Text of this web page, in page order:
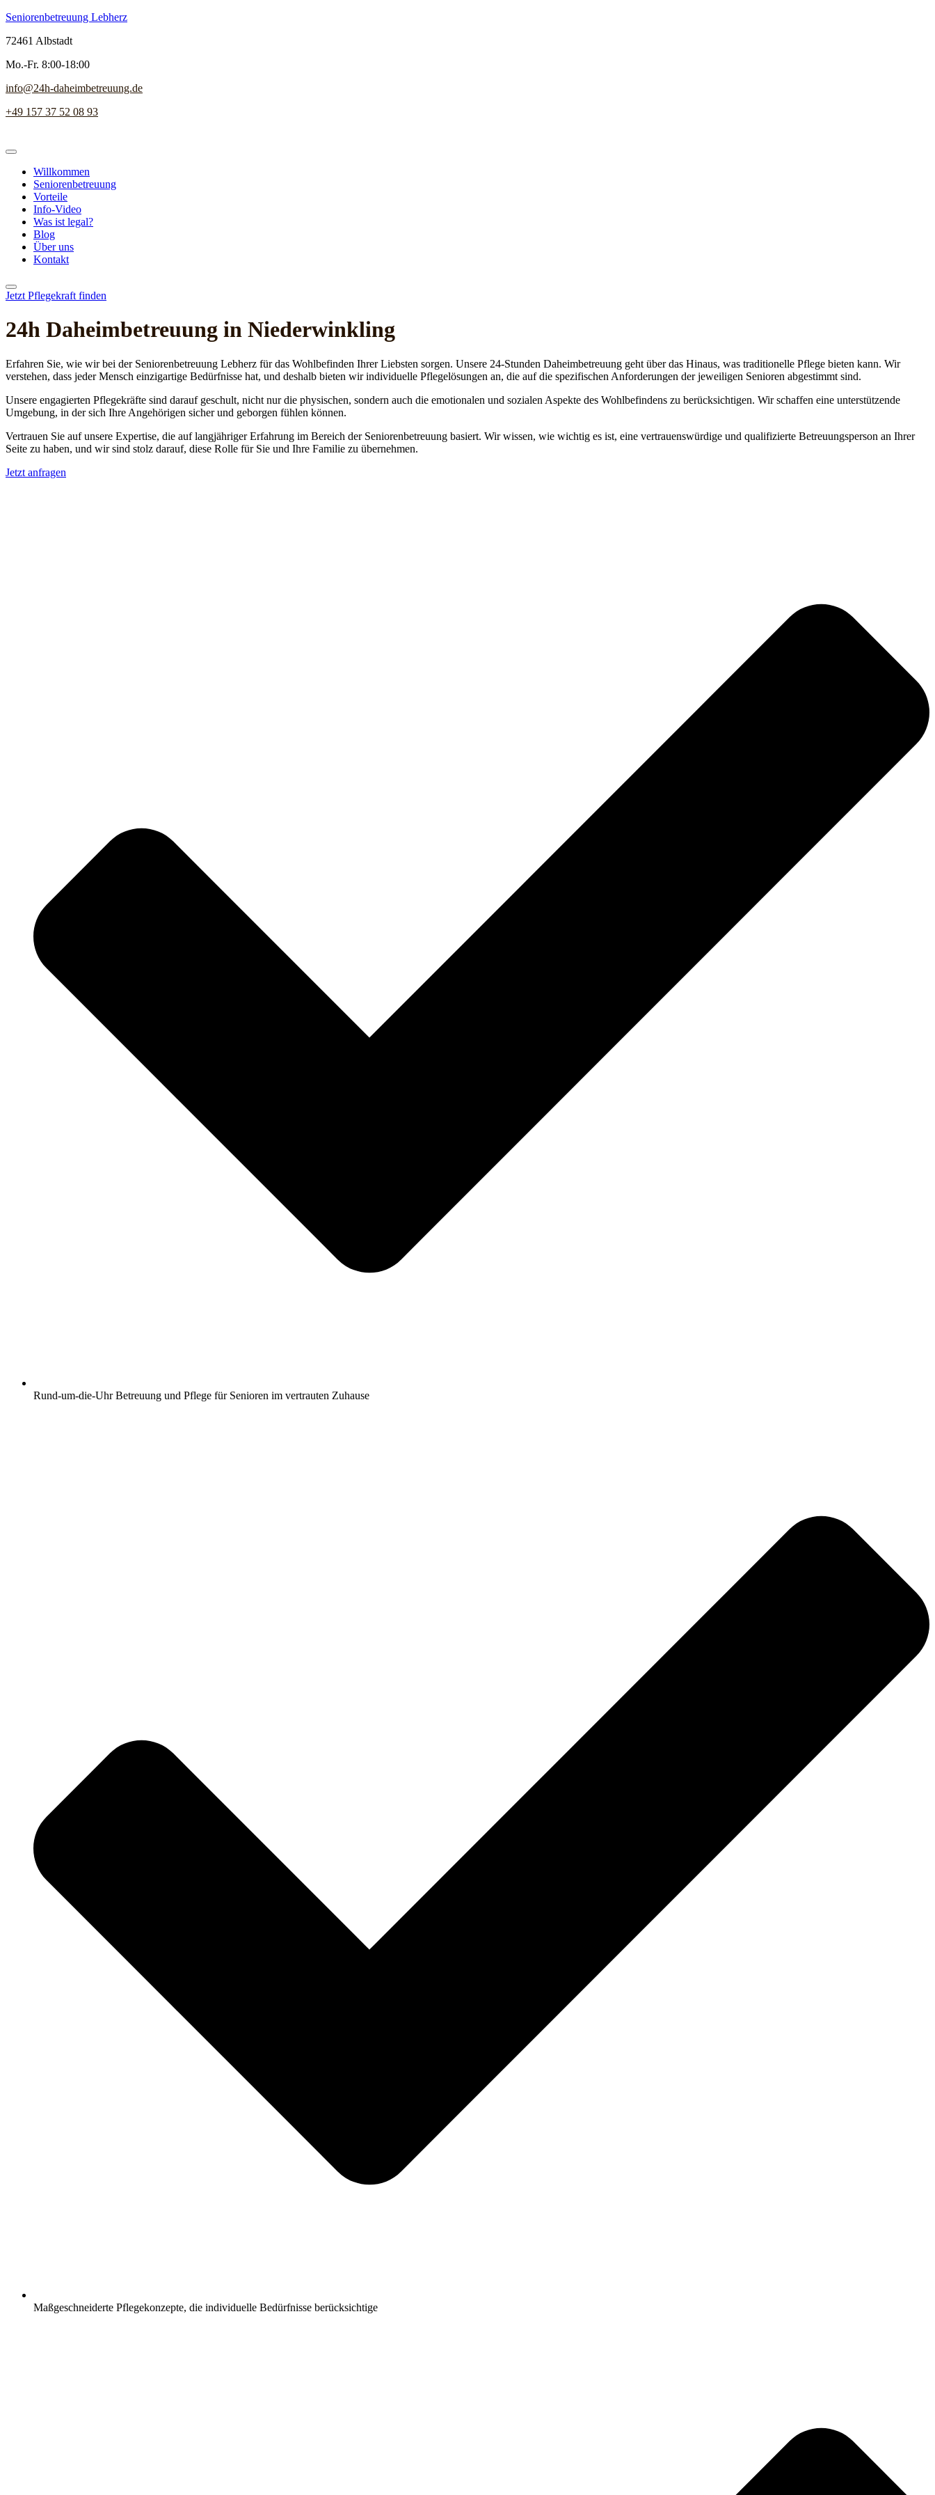
Seniorenbetreuung Lebherz
72461 Albstadt
Mo.-Fr. 8:00-18:00
info@24h-daheimbetreuung.de
+49 157 37 52 08 93
Willkommen
Seniorenbetreuung
Vorteile
Info-Video
Was ist legal?
Blog
Über uns
Kontakt
Jetzt Pflegekraft finden
24h Daheim­betreuung in Niederwinkling
Erfahren Sie, wie wir bei der Seniorenbetreuung Lebherz für das Wohlbefinden Ihrer Liebsten sorgen. Unsere 24-Stunden Daheimbetreuung geht über das Hinaus, was traditionelle Pflege bieten kann. Wir
verstehen, dass jeder Mensch einzigartige Bedürfnisse hat, und deshalb bieten wir individuelle Pflegelösungen an, die auf die spezifischen Anforderungen der jeweiligen Senioren abgestimmt sind.
Unsere engagierten Pflegekräfte sind darauf geschult, nicht nur die physischen, sondern auch die emotionalen und sozialen Aspekte des Wohlbefindens zu berücksichtigen. Wir schaffen eine unterstützende
Umgebung, in der sich Ihre Angehörigen sicher und geborgen fühlen können.
Vertrauen Sie auf unsere Expertise, die auf langjähriger Erfahrung im Bereich der Seniorenbetreuung basiert. Wir wissen, wie wichtig es ist, eine vertrauenswürdige und qualifizierte Betreuungsperson an Ihrer
Seite zu haben, und wir sind stolz darauf, diese Rolle für Sie und Ihre Familie zu übernehmen.
Jetzt anfragen
Rund-um-die-Uhr Betreuung und Pflege für Senioren im vertrauten Zuhause
Maßgeschneiderte Pflegekonzepte, die individuelle Bedürfnisse berücksichtige